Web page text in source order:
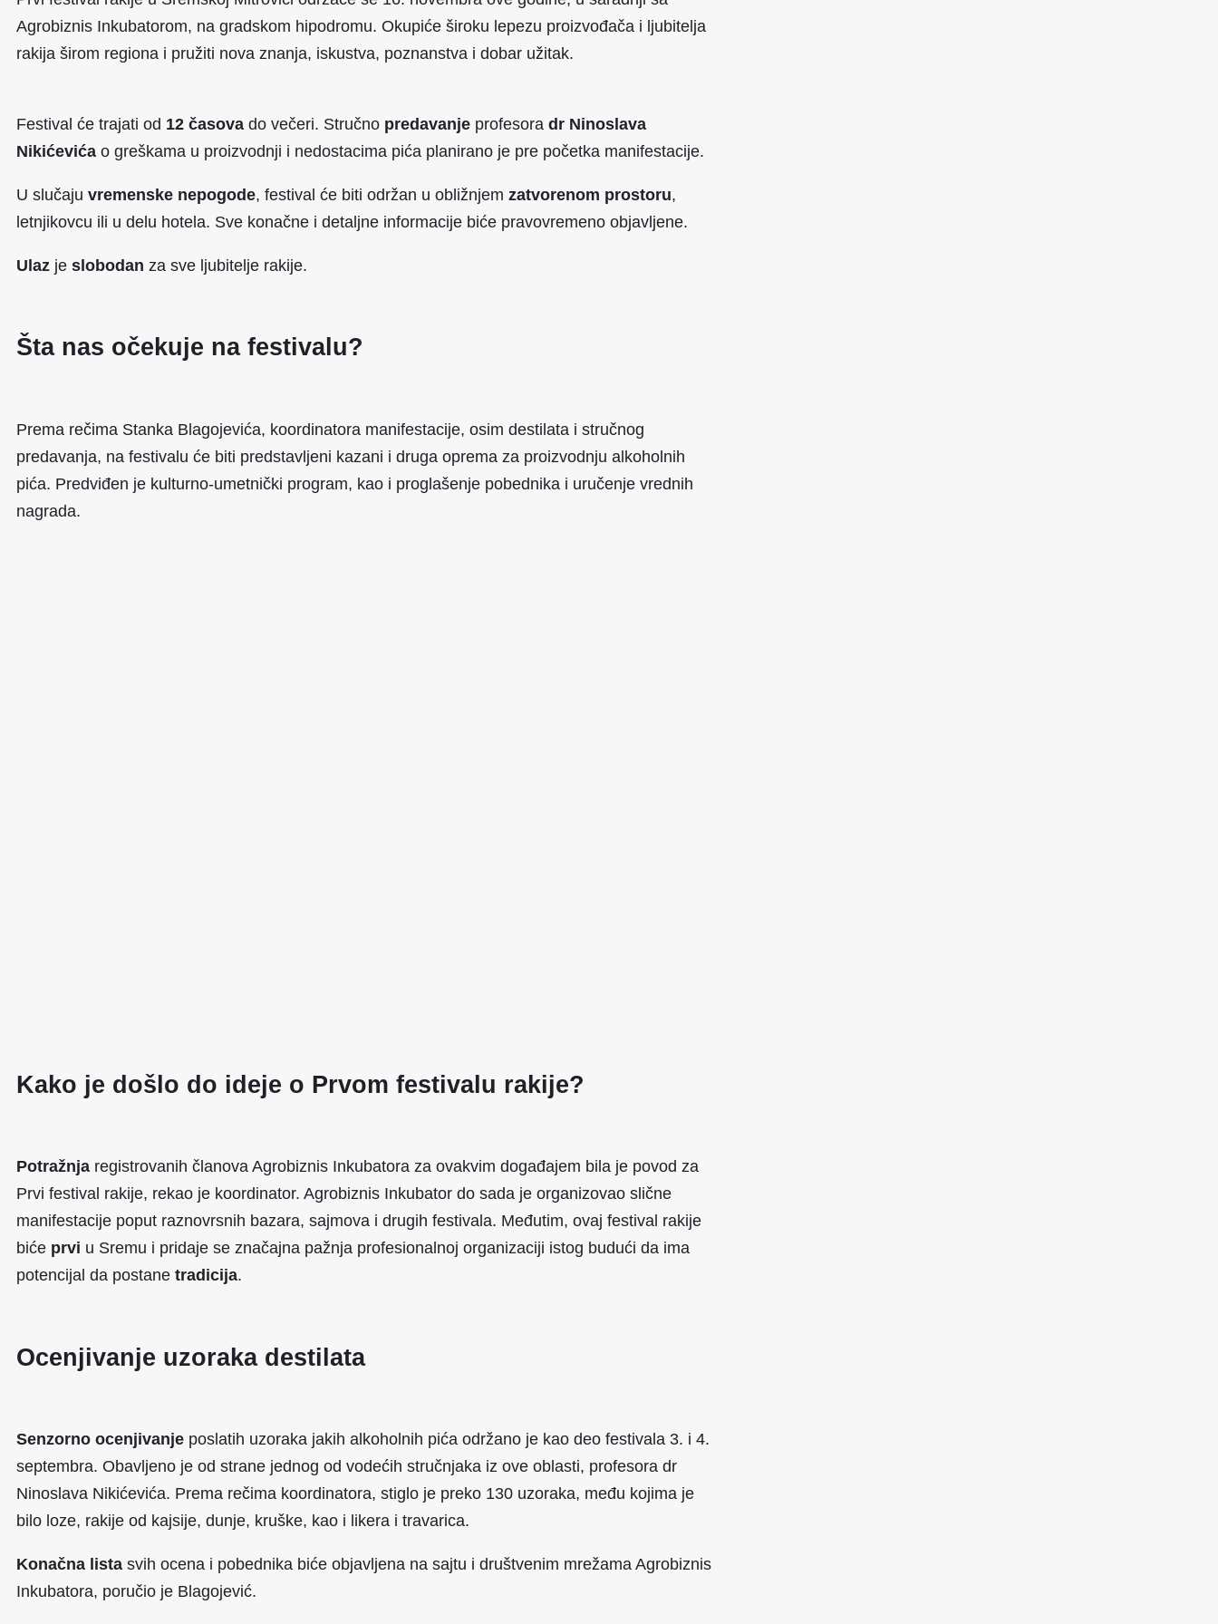
Agrobiznis Inkubatorom, na gradskom hipodromu. Okupiće široku lepezu proizvođača i ljubitelja
rakija širom regiona i pružiti nova znanja, iskustva, poznanstva i dobar užitak.
Festival će trajati od 12 časova do večeri. Stručno predavanje profesora dr Ninoslava
Nikićevića o greškama u proizvodnji i nedostacima pića planirano je pre početka manifestacije.
U slučaju vremenske nepogode, festival će biti održan u obližnjem zatvorenom prostoru,
letnjikovcu ili u delu hotela. Sve konačne i detaljne informacije biće pravovremeno objavljene.
Ulaz je slobodan za sve ljubitelje rakije.
Šta nas očekuje na festivalu?
Prema rečima Stanka Blagojevića, koordinatora manifestacije, osim destilata i stručnog
predavanja, na festivalu će biti predstavljeni kazani i druga oprema za proizvodnju alkoholnih
pića. Predviđen je kulturno-umetnički program, kao i proglašenje pobednika i uručenje vrednih
nagrada.
Kako je došlo do ideje o Prvom festivalu rakije?
Potražnja registrovanih članova Agrobiznis Inkubatora za ovakvim događajem bila je povod za
Prvi festival rakije, rekao je koordinator. Agrobiznis Inkubator do sada je organizovao slične
manifestacije poput raznovrsnih bazara, sajmova i drugih festivala. Međutim, ovaj festival rakije
biće prvi u Sremu i pridaje se značajna pažnja profesionalnoj organizaciji istog budući da ima
potencijal da postane tradicija.
Ocenjivanje uzoraka destilata
Senzorno ocenjivanje poslatih uzoraka jakih alkoholnih pića održano je kao deo festivala 3. i 4.
septembra. Obavljeno je od strane jednog od vodećih stručnjaka iz ove oblasti, profesora dr
Ninoslava Nikićevića. Prema rečima koordinatora, stiglo je preko 130 uzoraka, među kojima je
bilo loze, rakije od kajsije, dunje, kruške, kao i likera i travarica.
Konačna lista svih ocena i pobednika biće objavljena na sajtu i društvenim mrežama Agrobiznis
Inkubatora, poručio je Blagojević.